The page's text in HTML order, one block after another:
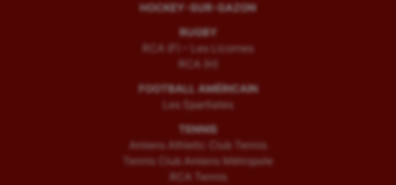
HOCKEY-SUR-GAZON
RUGBY
RCA (F) – Les Licornes
RCA (H)
FOOTBALL AMÉRICAIN
Les Spartiates
TENNIS
Amiens Athletic Club Tennis
Tennis Club Amiens Métropole
RCA Tennis